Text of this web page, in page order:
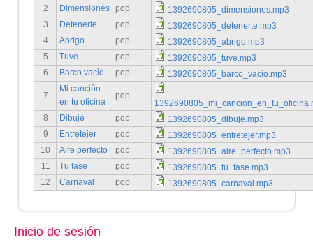
2
Dimensiones pop
1392690805_dimensiones.mp3
3
Detenerte pop
1392690805_detenerte.mp3
4
Abrigo pop
1392690805_abrigo.mp3
5
Tuve pop
1392690805_tuve.mp3
6
Barco vacìo pop 1392690805_barco_vacio.mp3
7
Mi canciòn
en tu oficina
pop
8
Dibujè pop
1392690805_dibuje.mp3
9
Entretejer pop
1392690805_entretejer.mp3
10
Aire perfecto pop
1392690805_aire_perfecto.mp3
11
Tu fase pop
1392690805_tu_fase.mp3
12
Carnaval pop 1392690805_carnaval.mp3
Inicio de sesión